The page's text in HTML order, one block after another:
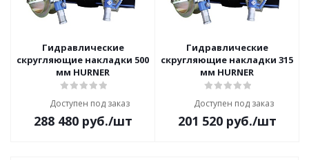
Гидравлические
скругляющие накладки 500
мм HURNER
Доступен под заказ
288 480руб./шт
Гидравлические
скругляющие накладки 315
мм HURNER
Доступен под заказ
201 520руб./шт